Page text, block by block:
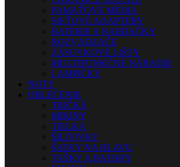
PAMÄŤOVÉ MÉDIÁ
SIEŤOVÉ ADAPTÉRY
BATÉRIE A NABÍJAČKY
ROZVÁDZAČE
ZÁSUVKOVÉ LIŠTY
MULTIFUNKČNÉ NÁRADIE
LAMPIČKY
NOTY
OBLEČENIE
TRIČKÁ
MIKINY
TIELKA
ŠILTOVKY
ŠATKY NA HLAVU
TAŠKY A BATOHY